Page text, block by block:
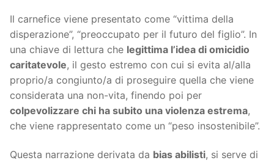
Il carnefice viene presentato come “vittima della
disperazione”, “preoccupato per il futuro del figlio”. In
una chiave di lettura che legittima l’idea di omicidio
caritatevole, il gesto estremo con cui si evita al/alla
proprio/a congiunto/a di proseguire quella che viene
considerata una non-vita, finendo poi per
colpevolizzare chi ha subito una violenza estrema,
che viene rappresentato come un “peso insostenibile”.
Questa narrazione derivata da bias abilisti, si serve di